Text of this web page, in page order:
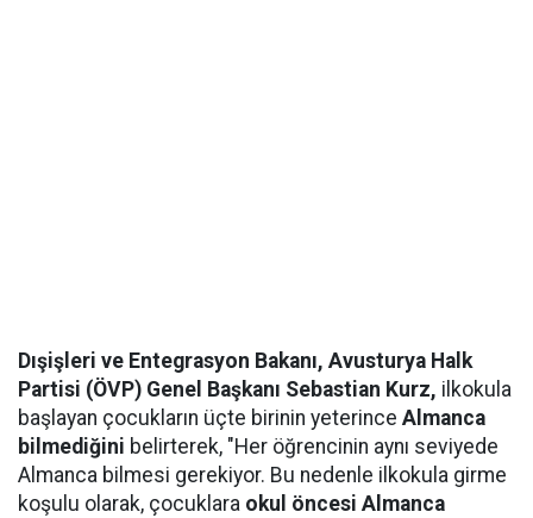
Dışişleri ve Entegrasyon Bakanı, Avusturya Halk
Partisi (ÖVP) Genel Başkanı Sebastian Kurz, ilkokula
başlayan çocukların üçte birinin yeterince Almanca
bilmediğini belirterek, "Her öğrencinin aynı seviyede
Almanca bilmesi gerekiyor. Bu nedenle ilkokula girme
koşulu olarak, çocuklara okul öncesi Almanca